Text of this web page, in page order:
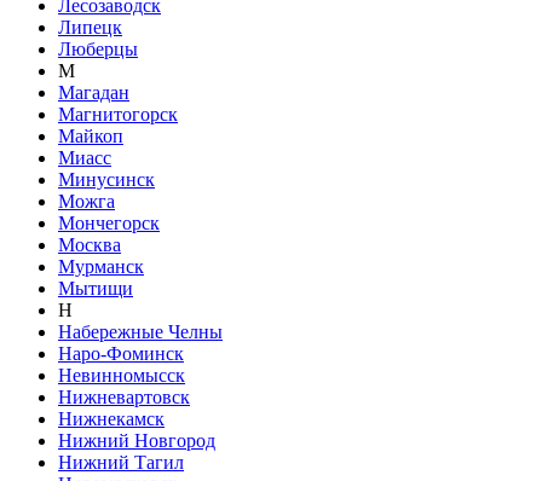
Лесозаводск
Липецк
Люберцы
М
Магадан
Магнитогорск
Майкоп
Миасс
Минусинск
Можга
Мончегорск
Москва
Мурманск
Мытищи
Н
Набережные Челны
Наро-Фоминск
Невинномысск
Нижневартовск
Нижнекамск
Нижний Новгород
Нижний Тагил